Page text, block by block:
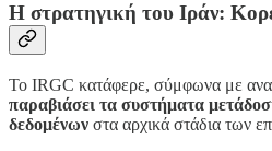
Η στρατηγική του Ιράν:
Το IRGC κατάφερε, σύμφωνα με
παραβιάσει τα συστήματα
δεδομένων στα αρχικά στάδια των